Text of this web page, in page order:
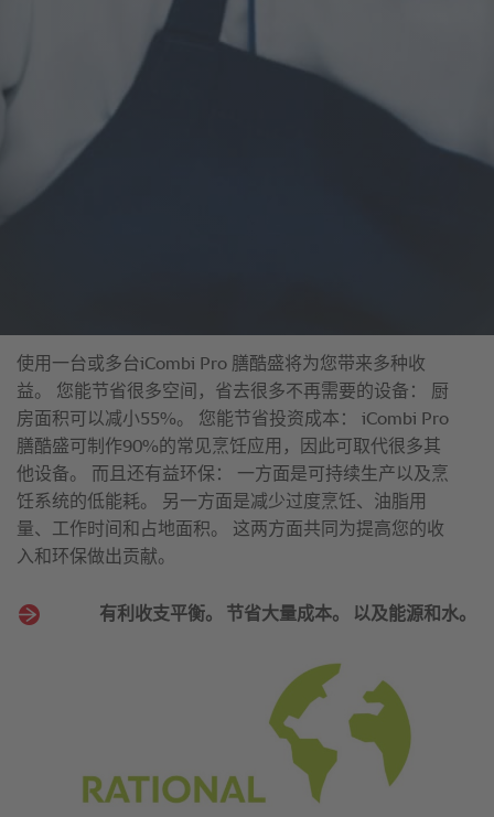
使用一台或多台iCombi Pro 膳酷盛将为您带来多种收
益。 您能节省很多空间，省去很多不再需要的设备： 厨
房面积可以减小55%。 您能节省投资成本： iCombi Pro
膳酷盛可制作90%的常见烹饪应用，因此可取代很多其
他设备。 而且还有益环保： 一方面是可持续生产以及烹
饪系统的低能耗。 另一方面是减少过度烹饪、油脂用
量、工作时间和占地面积。 这两方面共同为提高您的收
入和环保做出贡献。
有利收支平衡。 节省大量成本。 以及能源和水。